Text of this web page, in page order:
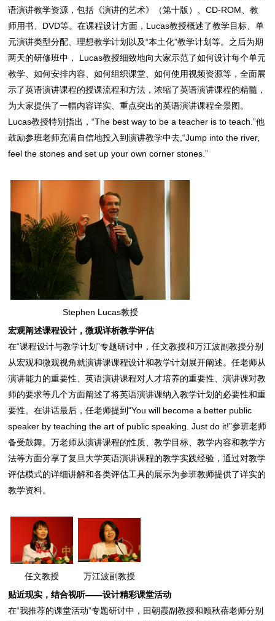
语演讲教学资源，包括《演讲的艺术》（第十版）、CD-ROM、教
师用书、DVD等。在课程设计方面，Lucas教授概述了教学目标、单
元演讲类型分配、理想教学计划以及“本土化”教学计划等。之后为期
两天的研修班中， Lucas教授细致地向大家示范了如何设计每个单元
教学、如何安排内容、如何组织课堂、如何使用视频资源等，全面展
示了英语演讲课程的授课流程和方法，浓缩了英语演讲课程的精髓，
为大家提供了一幅内容详实、重点突出的英语演讲课程全景图。
Lucas教授特别指出，“The best way to be a teacher is to teach.”他
鼓励参班老师充满自信地投入到演讲教学中去,“Jump into the river,
feel the stones and set up your own corner stones.”
Stephen Lucas教授
宏观阐述课程设计，微观详析教学评估
在“课程设计与教学计划”专题研讨中，任文教授和万江波副教授分别
从宏观和微观视角就演讲课课程设计和教学计划展开阐述。任老师从
演讲能力的重要性、英语演讲课程对人才培养的重要性、演讲课对教
师的要求等几个方面阐述了将英语演讲课纳入教学计划的必要性和重
要性。在讲话最后，任老师提到“You will become a better public
speaker by teaching the art of public speaking. Just do it!”参班老师
备受鼓舞。万老师从演讲课程的性质、教学目标、教学内容和教学方
法等方面分享了复旦大学英语演讲课程的教学实践经验，通过对教学
评估模式的详细讲解和各类评估工具的展示为参班教师提供了详实的
教学资料。
任文教授
万江波副教授
贴近现实，结合视听——设计精彩课堂活动
在“我推荐的课堂活动”专题研讨中，田朝霞副教授和顾秋蓓老师分别